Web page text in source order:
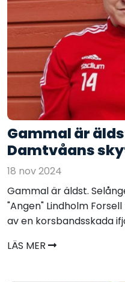
Gammal är
Damtvåans
18 nov 2024
Gammal är äldst.
"Angen" Lindholm
av en korsbandsskada
LÄS MER